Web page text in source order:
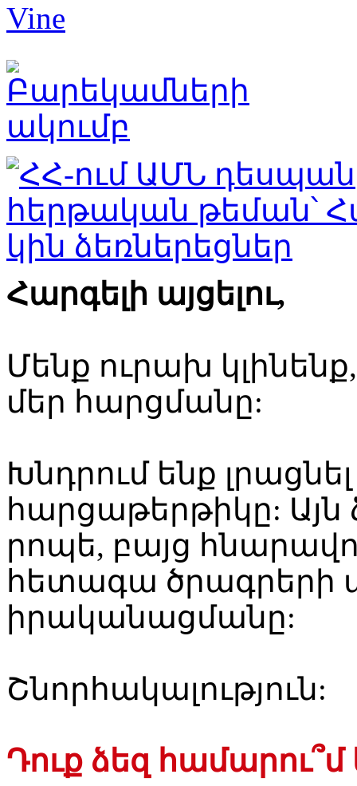
Հարգելի այցելու,
Մենք ուրախ
մեր հարցմանը:
Խնդրում ենք
հարցաթերթիկը:
րոպե, բայց
հետագա ծրագրերի
իրականացմանը:
Շնորհակալություն:
Դուք ձեզ